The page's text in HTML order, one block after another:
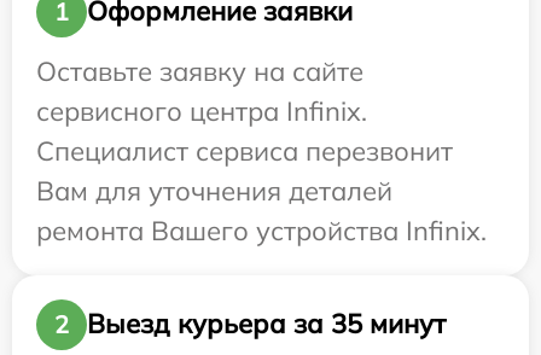
1
Оформление заявки
Оставьте заявку на сайте
сервисного центра Infinix.
Специалист сервиса перезвонит
Вам для уточнения деталей
ремонта Вашего устройства Infinix.
2
Выезд курьера за 35 минут